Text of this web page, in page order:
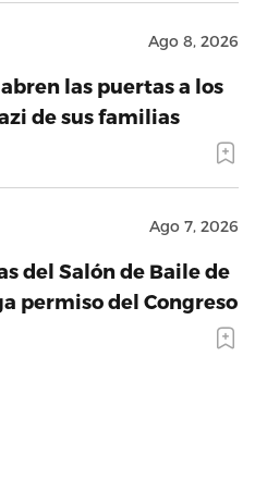
Ago 8, 2026
las puertas a los
de sus familias
Ago 7, 2026
del Salón de Baile de
permiso del Congreso